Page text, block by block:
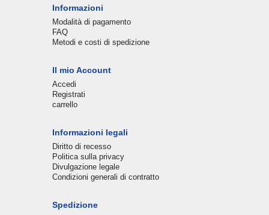
Informazioni
Modalità di pagamento
FAQ
Metodi e costi di spedizione
Il mio Account
Accedi
Registrati
carrello
Informazioni legali
Diritto di recesso
Politica sulla privacy
Divulgazione legale
Condizioni generali di contratto
Spedizione